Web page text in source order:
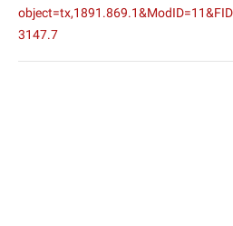
3147.7